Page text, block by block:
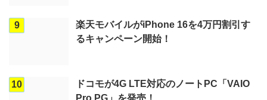
9
楽天モバイルがiPhone 16を4万円割引す
るキャンペーン開始！
10
ドコモが4G LTE対応のノートPC「VAIO
Pro PG」を発売！